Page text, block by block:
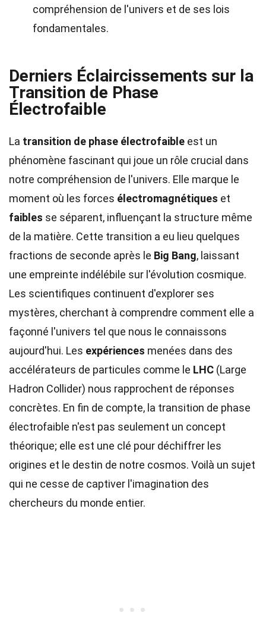
compréhension de l'univers et de ses lois
fondamentales.
Derniers Éclaircissements sur la
Transition de Phase
Électrofaible
La transition de phase électrofaible est un
phénomène fascinant qui joue un rôle crucial dans
notre compréhension de l'univers. Elle marque le
moment où les forces électromagnétiques et
faibles se séparent, influençant la structure même
de la matière. Cette transition a eu lieu quelques
fractions de seconde après le Big Bang, laissant
une empreinte indélébile sur l'évolution cosmique.
Les scientifiques continuent d'explorer ses
mystères, cherchant à comprendre comment elle a
façonné l'univers tel que nous le connaissons
aujourd'hui. Les expériences menées dans des
accélérateurs de particules comme le LHC (Large
Hadron Collider) nous rapprochent de réponses
concrètes. En fin de compte, la transition de phase
électrofaible n'est pas seulement un concept
théorique; elle est une clé pour déchiffrer les
origines et le destin de notre cosmos. Voilà un sujet
qui ne cesse de captiver l'imagination des
chercheurs du monde entier.